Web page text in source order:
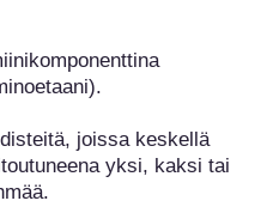
joissa keskellä
yksi, kaksi tai